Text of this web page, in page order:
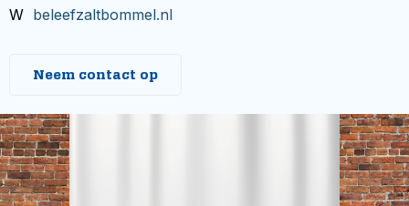
W beleefzaltbommel.nl
Neem contact op